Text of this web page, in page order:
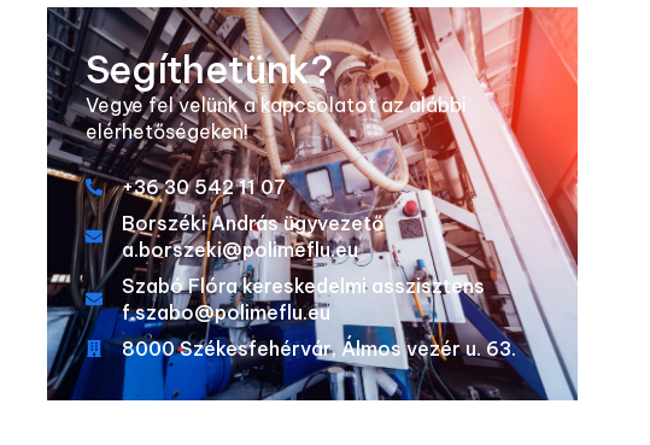
Segíthetünk?
Vegye fel velünk a kapcsolatot az alábbi
elérhetőségeken!
+36 30 542 11 07
Borszéki András ügyvezető
a.borszeki@polimeflu.eu
Szabó Flóra kereskedelmi asszisztens
f.szabo@polimeflu.eu
8000 Székesfehérvár, Álmos vezér u. 63.